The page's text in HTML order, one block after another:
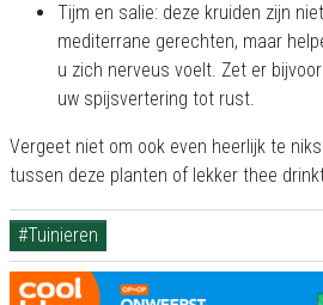
Tijm en salie: deze kruiden zijn
mediterrane gerechten, maar
u zich nerveus voelt. Zet er
uw spijsvertering tot rust.
Vergeet niet om ook even heerlijk te
tussen deze planten of lekker thee
#Tuinieren